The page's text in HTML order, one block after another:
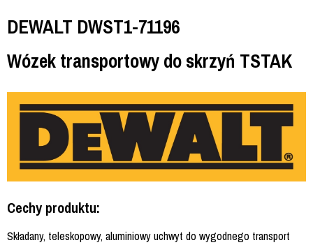
DEWALT DWST1-71196
Wózek transportowy do skrzyń TSTAK
Cechy produktu:
Składany, teleskopowy, aluminiowy uchwyt do wygodnego transport